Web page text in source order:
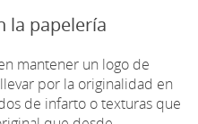
la papelería
mantener un logo de
por la originalidad en
de infarto o texturas que